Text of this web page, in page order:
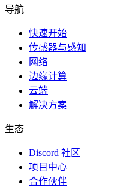
导航
快速开始
传感器与感知
网络
边缘计算
云端
解决方案
生态
Discord 社区
项目中心
合作伙伴